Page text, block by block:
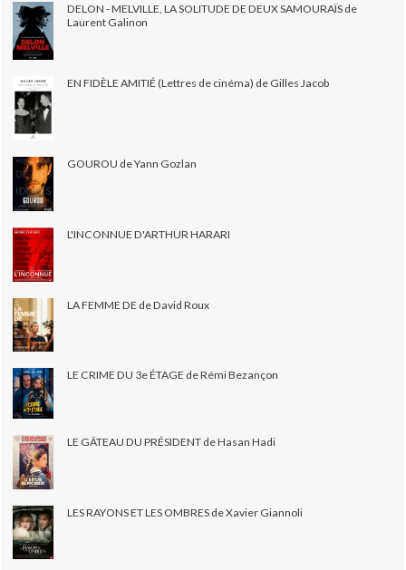
DELON - MELVILLE, LA SOLITUDE DE DEUX SAMOURAÏS de
Laurent Galinon
EN FIDÈLE AMITIÉ (Lettres de cinéma) de Gilles Jacob
GOUROU de Yann Gozlan
L'INCONNUE D'ARTHUR HARARI
LA FEMME DE de David Roux
LE CRIME DU 3e ÉTAGE de Rémi Bezançon
LE GÂTEAU DU PRÉSIDENT de Hasan Hadi
LES RAYONS ET LES OMBRES de Xavier Giannoli